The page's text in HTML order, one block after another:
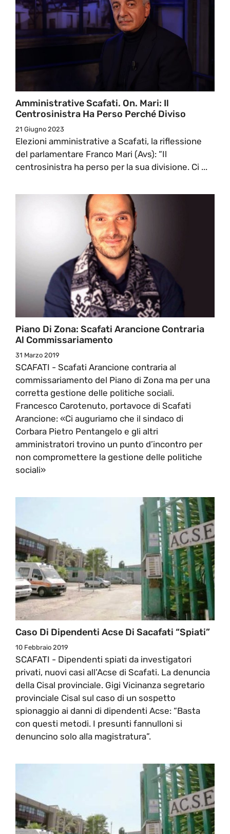
Amministrative Scafati. On. Mari: Il
Centrosinistra Ha Perso Perché Diviso
21 Giugno 2023
Elezioni amministrative a Scafati, la riflessione
del parlamentare Franco Mari (Avs): “Il
centrosinistra ha perso per la sua divisione. Ci ...
Piano Di Zona: Scafati Arancione Contraria
Al Commissariamento
31 Marzo 2019
SCAFATI - Scafati Arancione contraria al
commissariamento del Piano di Zona ma per una
corretta gestione delle politiche sociali.
Francesco Carotenuto, portavoce di Scafati
Arancione: «Ci auguriamo che il sindaco di
Corbara Pietro Pentangelo e gli altri
amministratori trovino un punto d’incontro per
non compromettere la gestione delle politiche
sociali»
Caso Di Dipendenti Acse Di Sacafati “spiati”
10 Febbraio 2019
SCAFATI - Dipendenti spiati da investigatori
privati, nuovi casi all’Acse di Scafati. La denuncia
della Cisal provinciale. Gigi Vicinanza segretario
provinciale Cisal sul caso di un sospetto
spionaggio ai danni di dipendenti Acse: “Basta
con questi metodi. I presunti fannulloni si
denuncino solo alla magistratura”.